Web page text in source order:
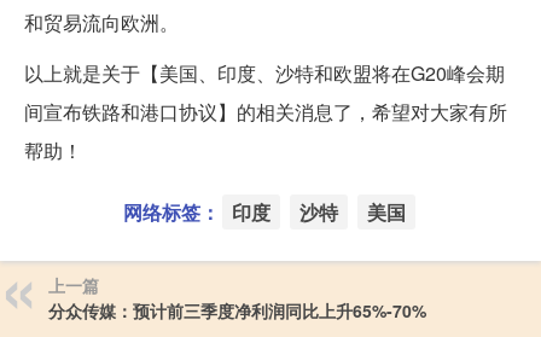
和贸易流向欧洲。
以上就是关于【美国、印度、沙特和欧盟将在G20峰会期
间宣布铁路和港口协议】的相关消息了，希望对大家有所
帮助！
网络标签： 印度 沙特 美国
上一篇
分众传媒：预计前三季度净利润同比上升65%-70%